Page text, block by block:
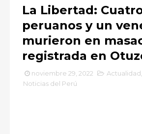
La Libertad:
peruanos y un
murieron en
registrada en
noviembre 29, 2022 Actualidad
Noticias del Perú